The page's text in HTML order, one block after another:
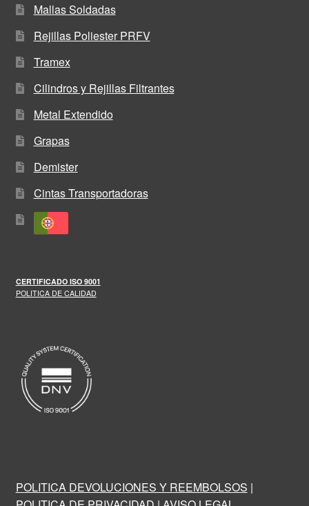
Mallas Soldadas
Rejillas Poliester PRFV
Tramex
Cilindros y Rejillas Filtrantes
Metal Extendido
Grapas
Demister
Cintas Transportadoras
CERTIFICADO ISO 9001
POLITICA DE CALIDAD
POLITICA DEVOLUCIONES Y REEMBOLSOS |